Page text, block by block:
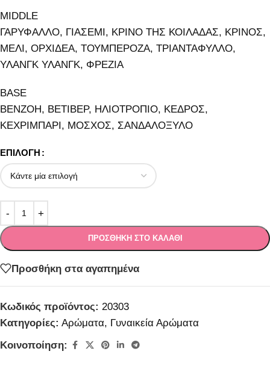
MIDDLE
ΓΑΡΥΦΑΛΛΟ, ΓΙΑΣΕΜΙ, ΚΡΙΝΟ ΤΗΣ ΚΟΙΛΑΔΑΣ, ΚΡΙΝΟΣ,
ΜΕΛΙ, ΟΡΧΙΔΕΑ, ΤΟΥΜΠΕΡΟΖΑ, ΤΡΙΑΝΤΑΦΥΛΛΟ,
ΥΛΑΝΓΚ ΥΛΑΝΓΚ, ΦΡΕΖΙΑ
BASE
ΒΕΝΖΟΗ, ΒΕΤΙΒΕΡ, ΗΛΙΟΤΡΟΠΙΟ, ΚΕΔΡΟΣ,
ΚΕΧΡΙΜΠΑΡΙ, ΜΟΣΧΟΣ, ΣΑΝΔΑΛΟΞΥΛΟ
ΕΠΙΛΟΓΉ
ΠΡΟΣΘΉΚΗ ΣΤΟ ΚΑΛΆΘΙ
Προσθήκη στα αγαπημένα
Κωδικός προϊόντος: 20303
Κατηγορίες: Αρώματα, Γυναικεία Αρώματα
Κοινοποίηση: